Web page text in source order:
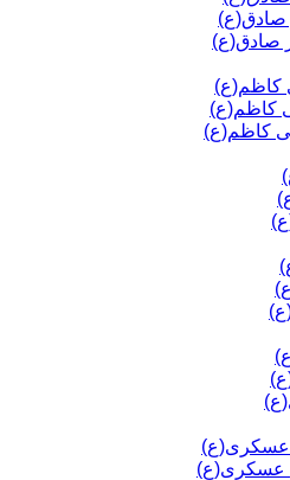
صادق(ع)
صادق(ع)
کاظم(ع)
کاظم(ع)
کاظم(ع)
عسکری(ع)
عسکری(ع)